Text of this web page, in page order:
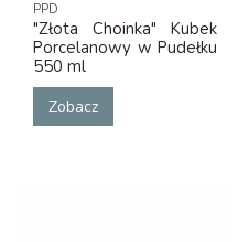
PPD
"Złota Choinka" Kubek
Porcelanowy w Pudełku
550 ml
Zobacz